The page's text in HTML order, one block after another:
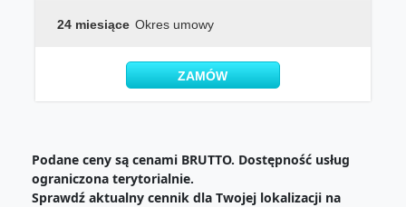
24 miesiące Okres umowy
ZAMÓW
Podane ceny są cenami BRUTTO. Dostępność usług
ograniczona terytorialnie.
Sprawdź aktualny cennik dla Twojej lokalizacji na